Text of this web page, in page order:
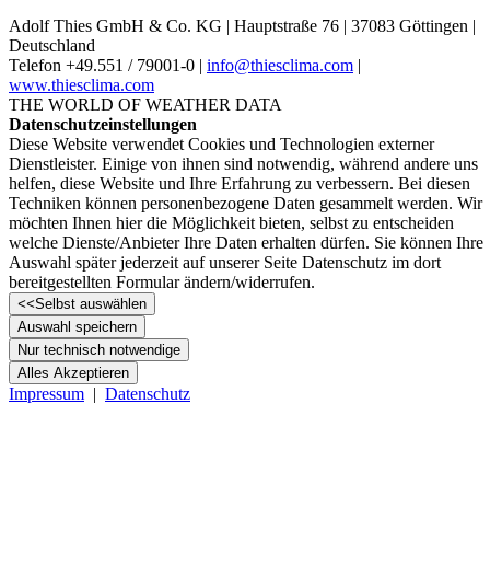
Adolf Thies GmbH & Co. KG | Hauptstraße 76 | 37083 Göttingen |
Deutschland
Telefon +49.551 /­ 79001-0 | info@thiesclima.com |
www.thiesclima.com
THE WORLD OF WEATHER DATA
Datenschutzeinstellungen
Diese Website verwendet Cookies und Technologien externer
Dienstleister. Einige von ihnen sind notwendig, während andere uns
helfen, diese Website und Ihre Erfahrung zu verbessern. Bei diesen
Techniken können personenbezogene Daten gesammelt werden. Wir
möchten Ihnen hier die Möglichkeit bieten, selbst zu entscheiden
welche Dienste/­Anbieter Ihre Daten erhalten dürfen. Sie können Ihre
Auswahl später jederzeit auf unserer Seite Datenschutz im dort
bereitgestellten Formular ändern/­widerrufen.
<<Selbst auswählen
Auswahl speichern
Nur technisch notwendige
Alles Akzeptieren
Impressum | Datenschutz